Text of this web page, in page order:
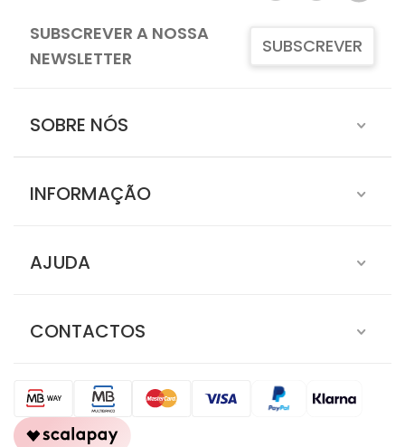
SUBSCREVER A NOSSA
NEWSLETTER
SUBSCREVER
SOBRE NÓS
INFORMAÇÃO
AJUDA
CONTACTOS